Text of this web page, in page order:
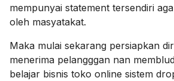
mempunyai statement tersendiri
oleh masyatakat.
Maka mulai sekarang persiapkan
menerima pelangggan nan
belajar bisnis toko online sistem